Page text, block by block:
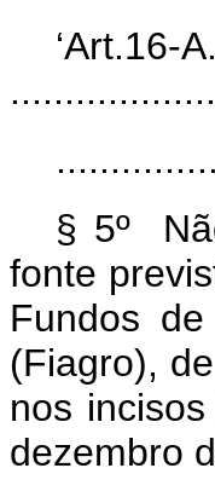
‘Art.16-A.
§ 5º
fonte
Fundos
(Fiagro),
nos
dezembro